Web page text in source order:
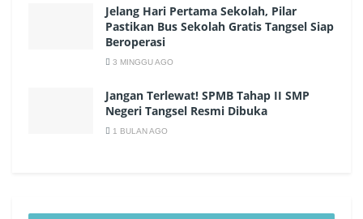
Jelang Hari Pertama Sekolah, Pilar
Pastikan Bus Sekolah Gratis Tangsel Siap
Beroperasi
3 MINGGU AGO
Jangan Terlewat! SPMB Tahap II SMP
Negeri Tangsel Resmi Dibuka
1 BULAN AGO